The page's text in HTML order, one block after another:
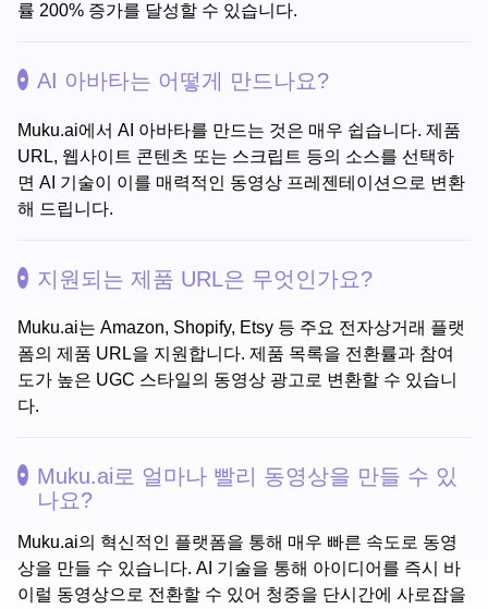
률 200% 증가를 달성할 수 있습니다.
AI 아바타는 어떻게 만드나요?
Muku.ai에서 AI 아바타를 만드는 것은 매우 쉽습니다. 제품
URL, 웹사이트 콘텐츠 또는 스크립트 등의 소스를 선택하
면 AI 기술이 이를 매력적인 동영상 프레젠테이션으로 변환
해 드립니다.
지원되는 제품 URL은 무엇인가요?
Muku.ai는 Amazon, Shopify, Etsy 등 주요 전자상거래 플랫
폼의 제품 URL을 지원합니다. 제품 목록을 전환률과 참여
도가 높은 UGC 스타일의 동영상 광고로 변환할 수 있습니
다.
Muku.ai로 얼마나 빨리 동영상을 만들 수 있
나요?
Muku.ai의 혁신적인 플랫폼을 통해 매우 빠른 속도로 동영
상을 만들 수 있습니다. AI 기술을 통해 아이디어를 즉시 바
이럴 동영상으로 전환할 수 있어 청중을 단시간에 사로잡을